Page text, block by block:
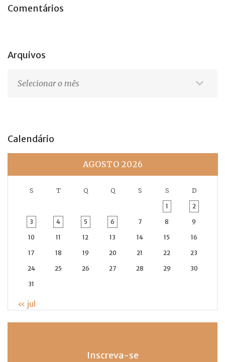
Comentários
Arquivos
Calendário
AGOSTO 2026
S T Q Q S S D
1 2
3 4 5 6 7 8 9
10 11 12 13 14 15 16
17 18 19 20 21 22 23
24 25 26 27 28 29 30
31
« jul
Inscreva-se